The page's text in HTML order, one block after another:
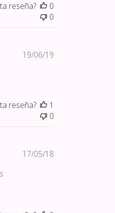
reseña?
0
0
Fecha
19/06/19
reseña?
1
0
Fecha
17/05/18